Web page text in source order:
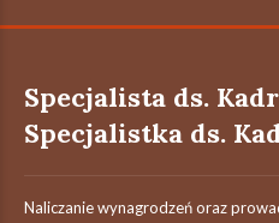
Specjalista ds.
Specjalistka ds.
Naliczanie wynagrodzeń oraz